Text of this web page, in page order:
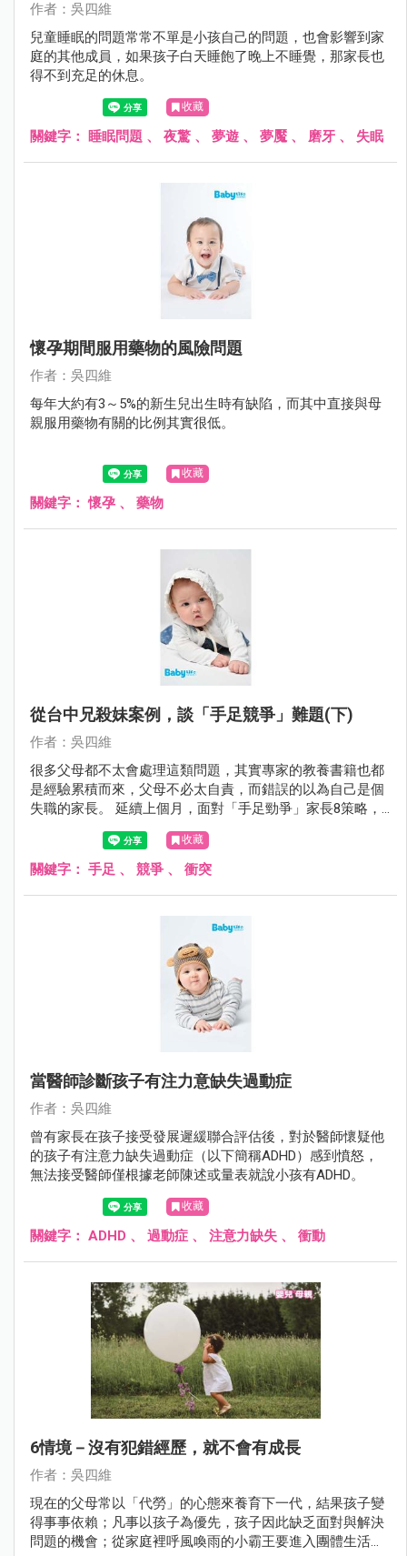
作者：吳四維
兒童睡眠的問題常常不單是小孩自己的問題，也會影響到家
庭的其他成員，如果孩子白天睡飽了晚上不睡覺，那家長也
得不到充足的休息。
收藏
關鍵字： 睡眠問題 、 夜驚 、 夢遊 、 夢魘 、 磨牙 、 失眠
懷孕期間服用藥物的風險問題
作者：吳四維
每年大約有3～5%的新生兒出生時有缺陷，而其中直接與母
親服用藥物有關的比例其實很低。
收藏
關鍵字：懷孕 、 藥物
從台中兄殺妹案例，談「手足競爭」難題(下)
作者：吳四維
很多父母都不太會處理這類問題，其實專家的教養書籍也都
是經驗累積而來，父母不必太自責，而錯誤的以為自己是個
失職的家長。 延續上個月，面對「手足勁爭」家長8策略，4
收藏
關鍵字： 手足 、 競爭 、 衝突
當醫師診斷孩子有注力意缺失過動症
作者：吳四維
曾有家長在孩子接受發展遲緩聯合評估後，對於醫師懷疑他
的孩子有注意力缺失過動症（以下簡稱ADHD）感到憤怒，
無法接受醫師僅根據老師陳述或量表就說小孩有ADHD。
收藏
關鍵字： ADHD 、 過動症 、 注意力缺失 、 衝動
6情境－沒有犯錯經歷，就不會有成長
作者：吳四維
現在的父母常以「代勞」的心態來養育下一代，結果孩子變
得事事依賴；凡事以孩子為優先，孩子因此缺乏面對與解決
問題的機會；從家庭裡呼風喚雨的小霸王要進入團體生活成